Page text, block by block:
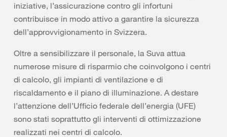
iniziative, l’assicurazione contro gli infortuni
contribuisce in modo attivo a garantire la sicurezza
dell’approvvigionamento in Svizzera.
Oltre a sensibilizzare il personale, la Suva attua
numerose misure di risparmio che coinvolgono i centri
di calcolo, gli impianti di ventilazione e di
riscaldamento e il piano di illuminazione. A destare
l’attenzione dell’Ufficio federale dell’energia (UFE)
sono stati soprattutto gli interventi di ottimizzazione
realizzati nei centri di calcolo.